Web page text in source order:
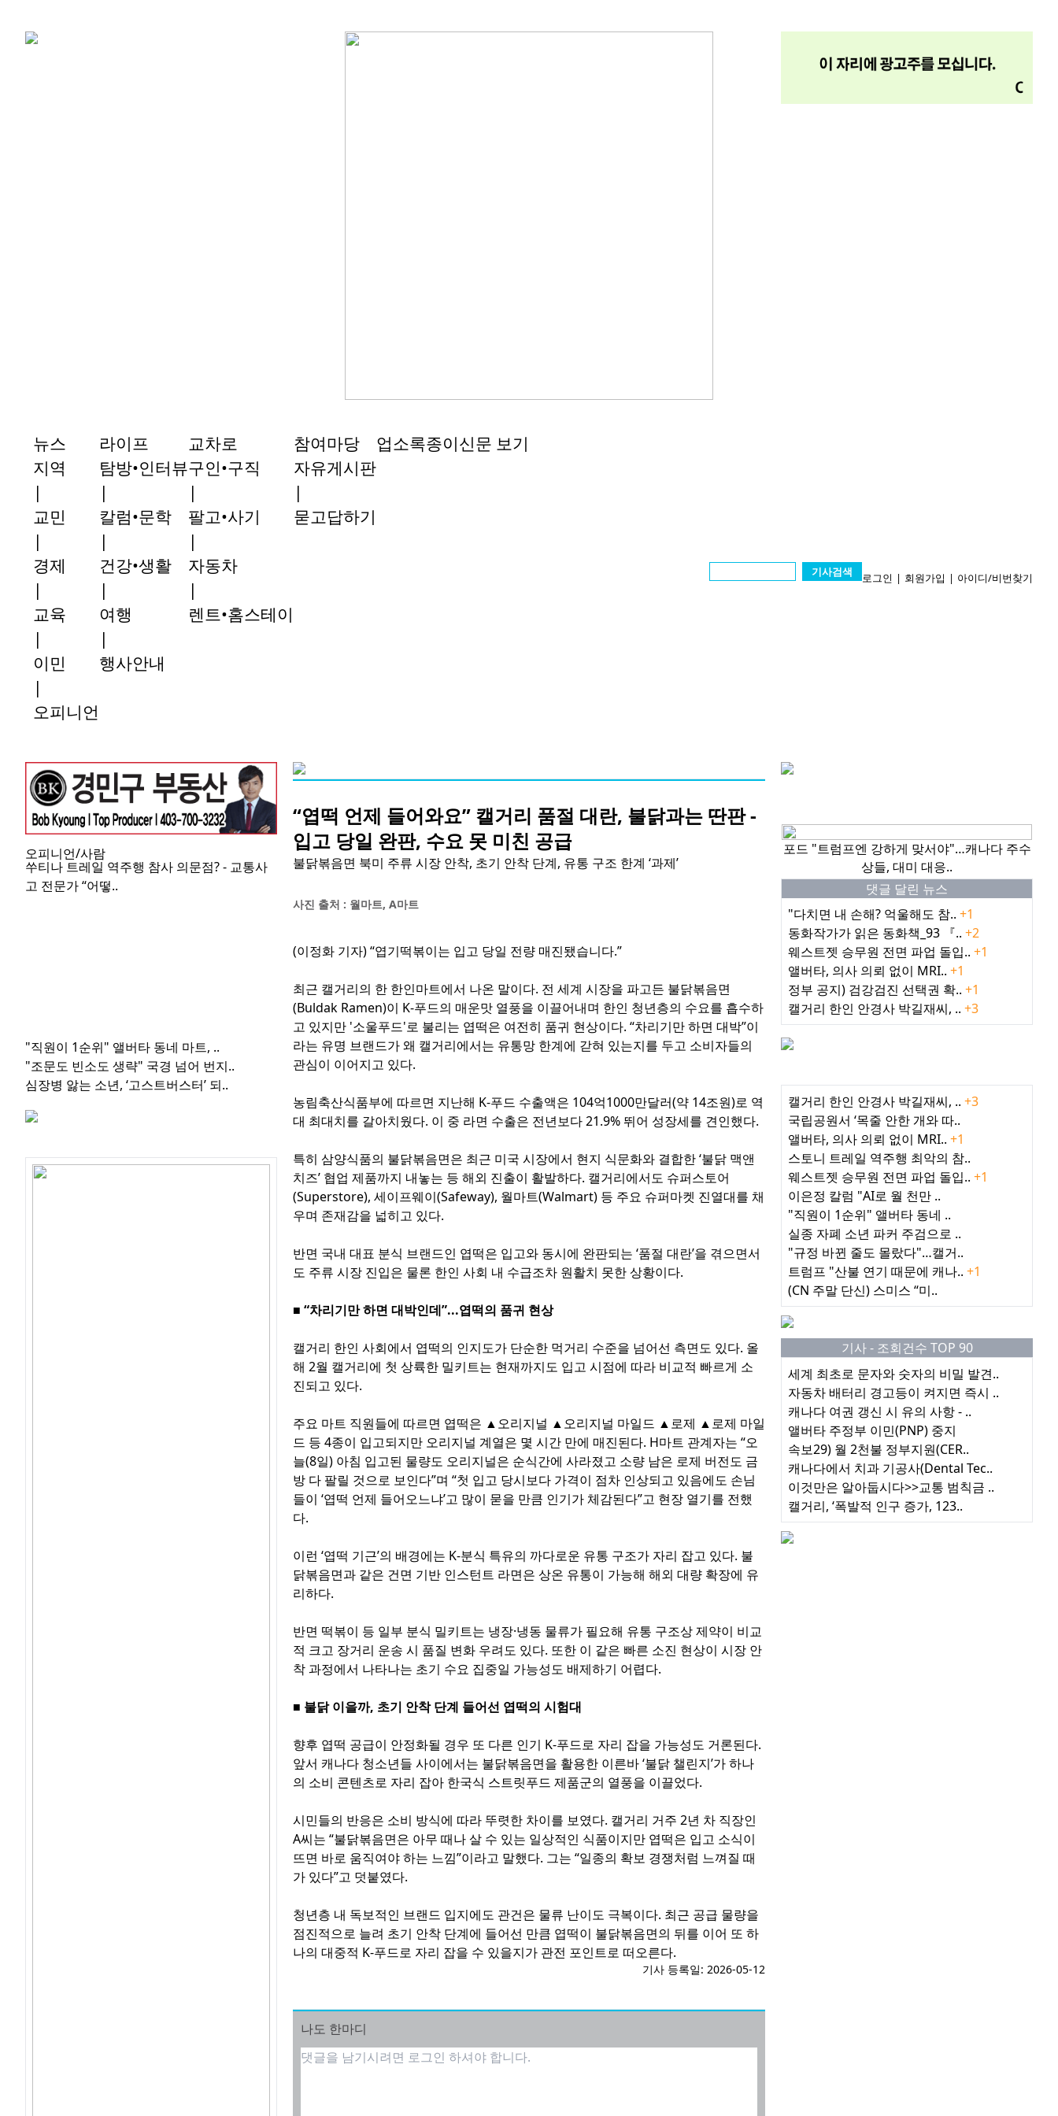
뉴스
지역
|
교민
|
경제
|
교육
|
이민
|
오피니언
라이프
탐방•인터뷰
|
칼럼•문학
|
건강•생활
|
여행
|
행사안내
교차로
구인•구직
|
팔고•사기
|
자동차
|
렌트•홈스테이
참여마당
자유게시판
|
묻고답하기
업소록종이신문 보기
기사검색 로그인 | 회원가입 | 아이디/비번찾기
오피니언/사람
쑤티나 트레일 역주행 참사 의문점? - 교통사
고 전문가 “어떻..
"직원이 1순위" 앨버타 동네 마트, ..
"조문도 빈소도 생략" 국경 넘어 번지..
심장병 앓는 소년, ‘고스트버스터’ 되..
“엽떡 언제 들어와요” 캘거리 품절 대란, 불닭과는 딴판 -
입고 당일 완판, 수요 못 미친 공급
불닭볶음면 북미 주류 시장 안착, 초기 안착 단계, 유통 구조 한계 ‘과제’
사진 출처 : 월마트, A마트
(이정화 기자) “엽기떡볶이는 입고 당일 전량 매진됐습니다.”
최근 캘거리의 한 한인마트에서 나온 말이다. 전 세계 시장을 파고든 불닭볶음면
(Buldak Ramen)이 K-푸드의 매운맛 열풍을 이끌어내며 한인 청년층의 수요를 흡수하
고 있지만 '소울푸드'로 불리는 엽떡은 여전히 품귀 현상이다. “차리기만 하면 대박”이
라는 유명 브랜드가 왜 캘거리에서는 유통망 한계에 갇혀 있는지를 두고 소비자들의
관심이 이어지고 있다.
농림축산식품부에 따르면 지난해 K-푸드 수출액은 104억1000만달러(약 14조원)로 역
대 최대치를 갈아치웠다. 이 중 라면 수출은 전년보다 21.9% 뛰어 성장세를 견인했다.
특히 삼양식품의 불닭볶음면은 최근 미국 시장에서 현지 식문화와 결합한 ‘불닭 맥앤
치즈’ 협업 제품까지 내놓는 등 해외 진출이 활발하다. 캘거리에서도 슈퍼스토어
(Superstore), 세이프웨이(Safeway), 월마트(Walmart) 등 주요 슈퍼마켓 진열대를 채
우며 존재감을 넓히고 있다.
반면 국내 대표 분식 브랜드인 엽떡은 입고와 동시에 완판되는 ‘품절 대란’을 겪으면서
도 주류 시장 진입은 물론 한인 사회 내 수급조차 원활치 못한 상황이다.
■ “차리기만 하면 대박인데”...엽떡의 품귀 현상
캘거리 한인 사회에서 엽떡의 인지도가 단순한 먹거리 수준을 넘어선 측면도 있다. 올
해 2월 캘거리에 첫 상륙한 밀키트는 현재까지도 입고 시점에 따라 비교적 빠르게 소
진되고 있다.
주요 마트 직원들에 따르면 엽떡은 ▲오리지널 ▲오리지널 마일드 ▲로제 ▲로제 마일
드 등 4종이 입고되지만 오리지널 계열은 몇 시간 만에 매진된다. H마트 관계자는 “오
늘(8일) 아침 입고된 물량도 오리지널은 순식간에 사라졌고 소량 남은 로제 버전도 금
방 다 팔릴 것으로 보인다”며 “첫 입고 당시보다 가격이 점차 인상되고 있음에도 손님
들이 ‘엽떡 언제 들어오느냐’고 많이 묻을 만큼 인기가 체감된다”고 현장 열기를 전했
다.
이런 ‘엽떡 기근’의 배경에는 K-분식 특유의 까다로운 유통 구조가 자리 잡고 있다. 불
닭볶음면과 같은 건면 기반 인스턴트 라면은 상온 유통이 가능해 해외 대량 확장에 유
리하다.
반면 떡볶이 등 일부 분식 밀키트는 냉장·냉동 물류가 필요해 유통 구조상 제약이 비교
적 크고 장거리 운송 시 품질 변화 우려도 있다. 또한 이 같은 빠른 소진 현상이 시장 안
착 과정에서 나타나는 초기 수요 집중일 가능성도 배제하기 어렵다.
■ 불닭 이을까, 초기 안착 단계 들어선 엽떡의 시험대
향후 엽떡 공급이 안정화될 경우 또 다른 인기 K-푸드로 자리 잡을 가능성도 거론된다.
앞서 캐나다 청소년들 사이에서는 불닭볶음면을 활용한 이른바 ‘불닭 챌린지’가 하나
의 소비 콘텐츠로 자리 잡아 한국식 스트릿푸드 제품군의 열풍을 이끌었다.
시민들의 반응은 소비 방식에 따라 뚜렷한 차이를 보였다. 캘거리 거주 2년 차 직장인
A씨는 “불닭볶음면은 아무 때나 살 수 있는 일상적인 식품이지만 엽떡은 입고 소식이
뜨면 바로 움직여야 하는 느낌”이라고 말했다. 그는 “일종의 확보 경쟁처럼 느껴질 때
가 있다”고 덧붙였다.
청년층 내 독보적인 브랜드 입지에도 관건은 물류 난이도 극복이다. 최근 공급 물량을
점진적으로 늘려 초기 안착 단계에 들어선 만큼 엽떡이 불닭볶음면의 뒤를 이어 또 하
나의 대중적 K-푸드로 자리 잡을 수 있을지가 관전 포인트로 떠오른다.
기사 등록일: 2026-05-12
나도 한마디
포드 "트럼프엔 강하게 맞서야"…캐나다 주수
상들, 대미 대응..
댓글 달린 뉴스
"다치면 내 손해? 억울해도 참.. +1
동화작가가 읽은 동화책_93 『.. +2
웨스트젯 승무원 전면 파업 돌입.. +1
앨버타, 의사 의뢰 없이 MRI.. +1
정부 공지) 검강검진 선택권 확.. +1
캘거리 한인 안경사 박길재씨, .. +3
캘거리 한인 안경사 박길재씨, .. +3
국립공원서 ‘목줄 안한 개와 따..
앨버타, 의사 의뢰 없이 MRI.. +1
스토니 트레일 역주행 최악의 참..
웨스트젯 승무원 전면 파업 돌입.. +1
이은정 칼럼 "AI로 월 천만 ..
"직원이 1순위" 앨버타 동네 ..
실종 자폐 소년 파커 주검으로 ..
"규정 바뀐 줄도 몰랐다"…캘거..
트럼프 "산불 연기 때문에 캐나.. +1
(CN 주말 단신) 스미스 “미..
기사 - 조회건수 TOP 90
세계 최초로 문자와 숫자의 비밀 발견..
자동차 배터리 경고등이 켜지면 즉시 ..
캐나다 여권 갱신 시 유의 사항 - ..
앨버타 주정부 이민(PNP) 중지
속보29) 월 2천불 정부지원(CER..
캐나다에서 치과 기공사(Dental Tec..
이것만은 알아둡시다>>교통 범칙금 ..
캘거리, ‘폭발적 인구 증가, 123..